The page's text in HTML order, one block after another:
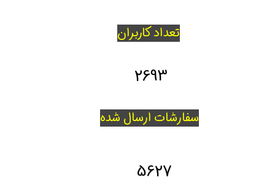
تعداد کاربران
سفارشات ارسال شده
5627
2693